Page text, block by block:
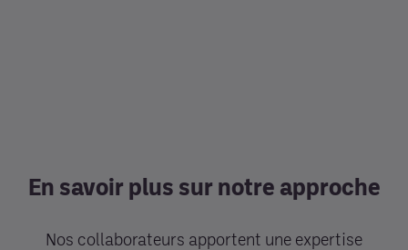
En savoir plus sur notre approche
Nos collaborateurs apportent une expertise